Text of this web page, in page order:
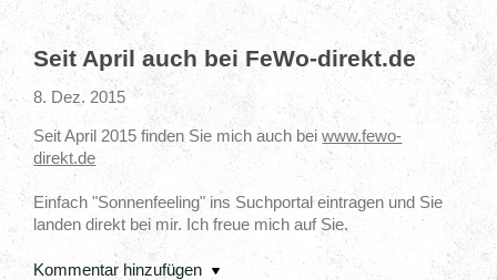
Seit April auch bei FeWo-direkt.de
8. Dez. 2015
Seit April 2015 finden Sie mich auch beiwww.fewo-
direkt.de
Einfach "Sonnenfeeling" ins Suchportal eintragen und Sie
landen direkt bei mir. Ich freue mich auf Sie.
Kommentar hinzufügen